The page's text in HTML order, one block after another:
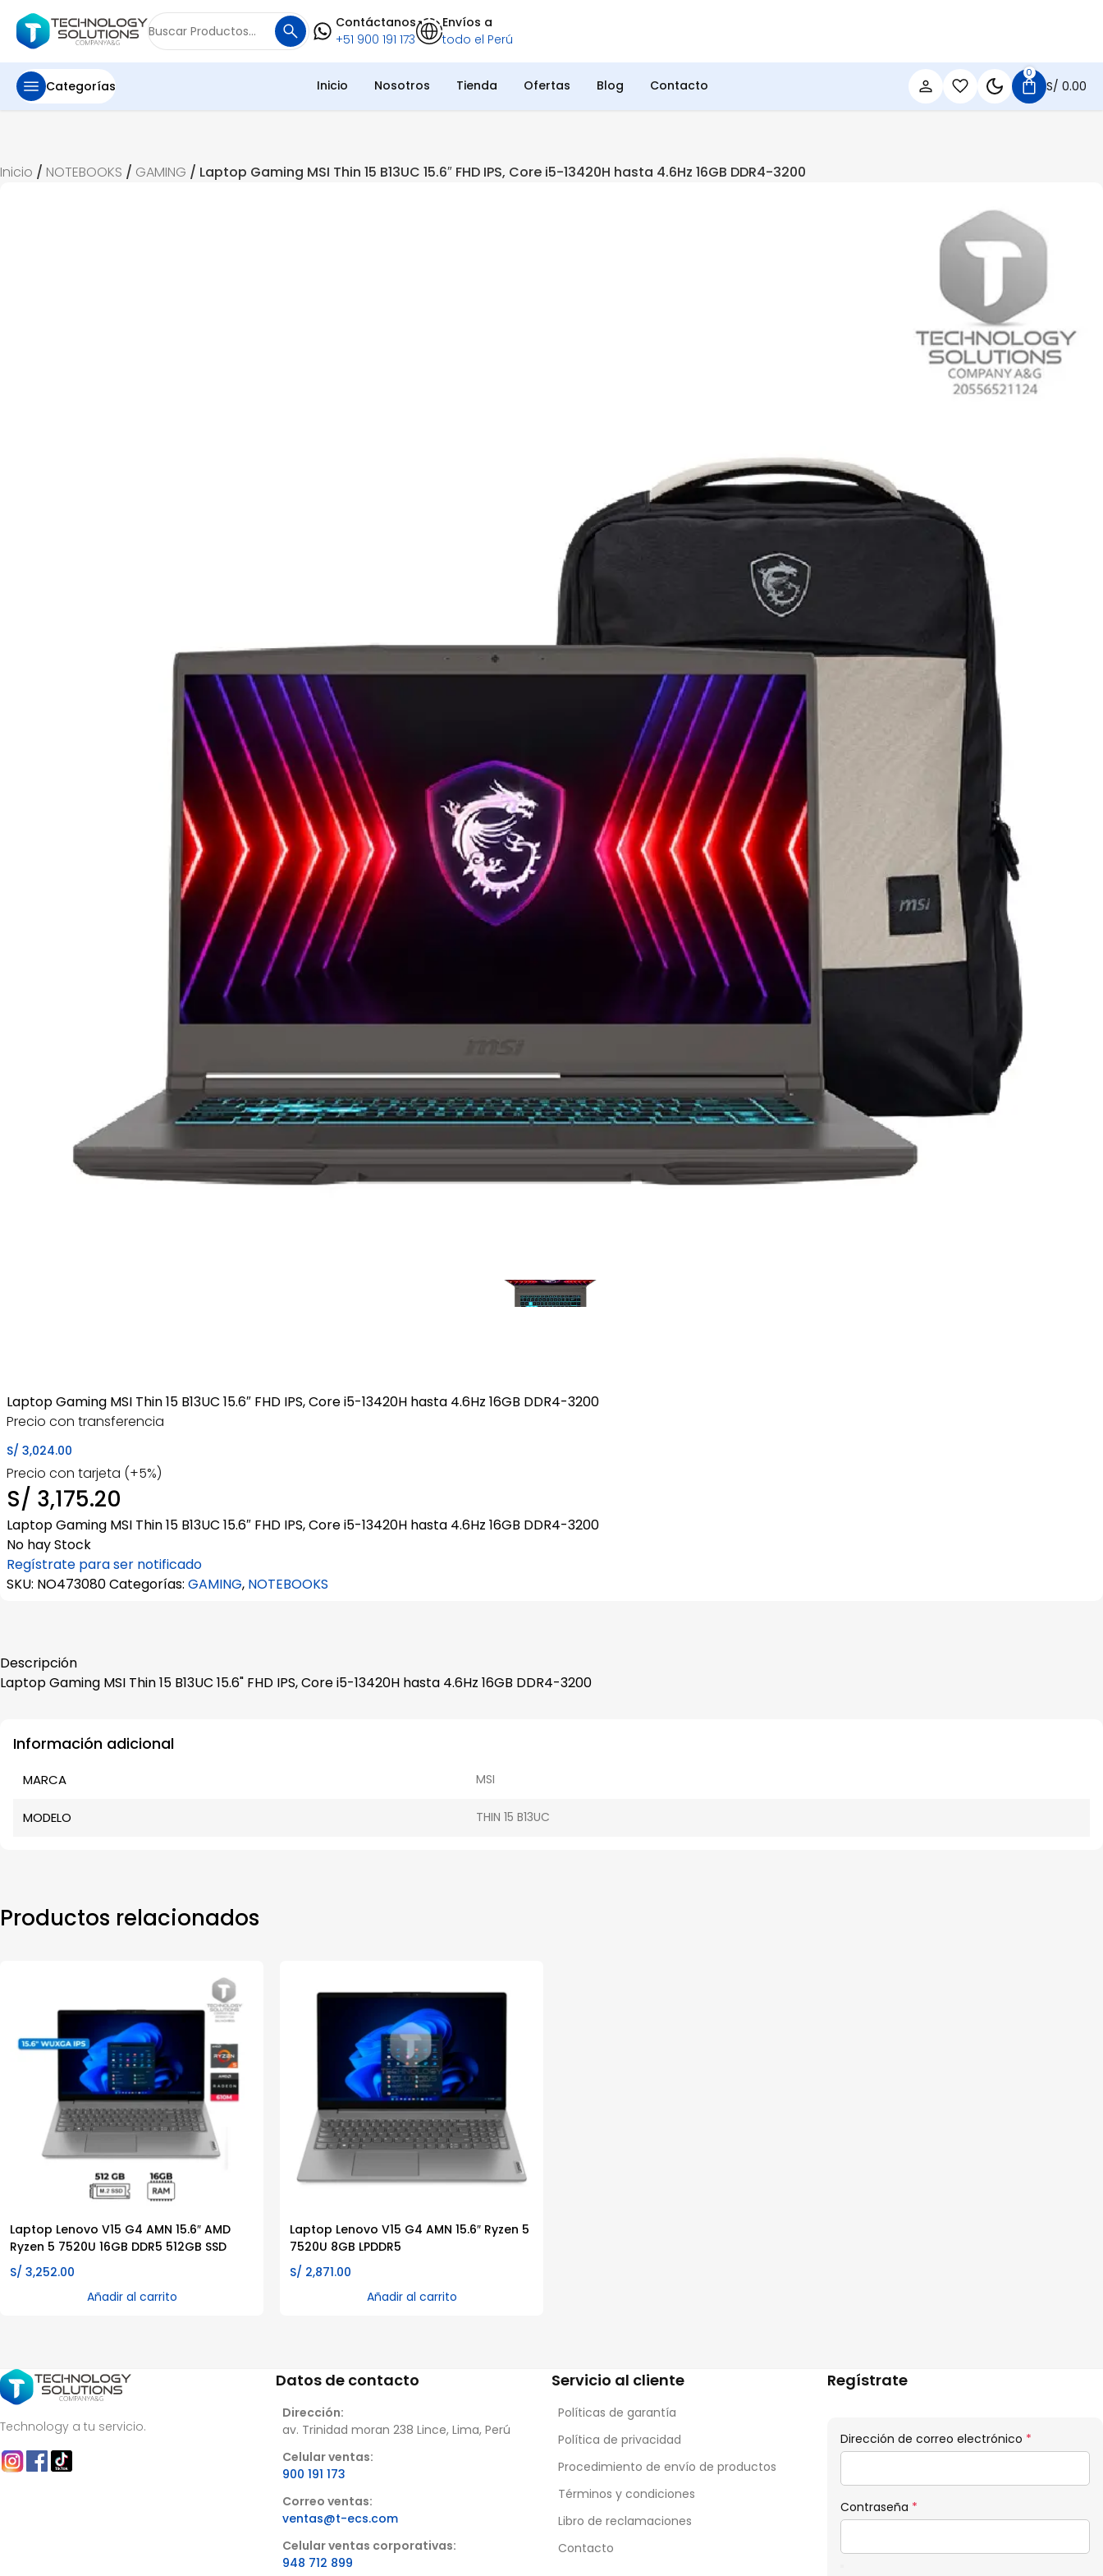
Buscar
por:
Contáctanos
+51 900 191 173
Envíos a
todo el Perú
Categorías Inicio Nosotros Tienda Ofertas Blog Contacto
0
S/ 0.00
Inicio / NOTEBOOKS / GAMING / Laptop Gaming MSI Thin 15 B13UC 15.6″ FHD IPS, Core i5-13420H hasta 4.6Hz 16GB DDR4-3200
Laptop Gaming MSI Thin 15 B13UC 15.6″ FHD IPS, Core i5-13420H hasta 4.6Hz 16GB DDR4-3200
Precio con transferencia
S/ 3,024.00
Precio con tarjeta (+5%)
S/ 3,175.20
Laptop Gaming MSI Thin 15 B13UC 15.6″ FHD IPS, Core i5-13420H hasta 4.6Hz 16GB DDR4-3200
No hay Stock
Regístrate para ser notificado
SKU: NO473080Categorías: GAMING, NOTEBOOKS
Descripción
Laptop Gaming MSI Thin 15 B13UC 15.6" FHD IPS, Core i5-13420H hasta 4.6Hz 16GB DDR4-3200
Información adicional
MARCA MSI
MODELO THIN 15 B13UC
Productos relacionados
Laptop Lenovo V15 G4 AMN 15.6″ AMD
Ryzen 5 7520U 16GB DDR5 512GB SSD
S/ 3,252.00
Añadir al carrito
Laptop Lenovo V15 G4 AMN 15.6″ Ryzen 5
7520U 8GB LPDDR5
S/ 2,871.00
Añadir al carrito
Technology a tu servicio.
Datos de contacto
Dirección:
av. Trinidad moran 238 Lince, Lima, Perú
Celular ventas:
900 191 173
Correo ventas:
ventas@t-ecs.com
Celular ventas corporativas:
948 712 899
Servicio al cliente
Políticas de garantía
Política de privacidad
Procedimiento de envío de productos
Términos y condiciones
Libro de reclamaciones
Contacto
Regístrate
Dirección de correo electrónico *
Contraseña *